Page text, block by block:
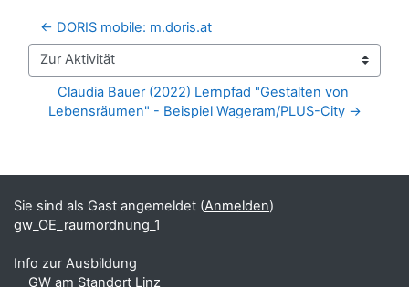
← DORIS mobile: m.doris.at
Zur Aktivität
Claudia Bauer (2022) Lernpfad "Gestalten von
Lebensräumen" - Beispiel Wageram/PLUS-City →
Ergänzungsblöcke
Sie sind als Gast angemeldet (Anmelden)
gw_OE_raumordnung_1
Info zur Ausbildung
GW am Standort Linz